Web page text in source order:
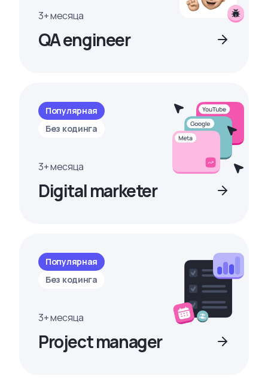
3+ месяца
QA engineer
Популярная
Без кодинга
3+ месяца
Digital marketer
Популярная
Без кодинга
3+ месяца
Project manager